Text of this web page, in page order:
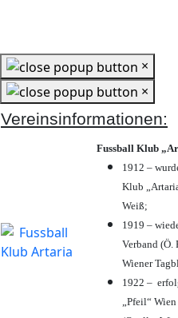
×
×
Vereinsinformationen:
Fussball Klub
1912 –
Klub
Weiß;
1919 –
Verband (Ö.
Wiener
1922 –
„Pfeil“